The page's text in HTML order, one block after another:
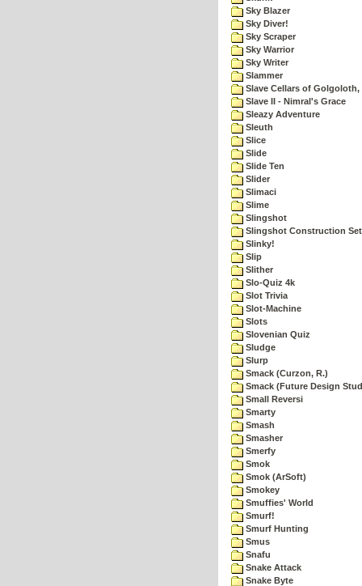
Sky Blazer
Sky Diver!
Sky Scraper
Sky Warrior
Sky Writer
Slammer
Slave Cellars of Golgoloth,
Slave II - Nimral's Grace
Sleazy Adventure
Sleuth
Slice
Slide
Slide Ten
Slider
Slimaci
Slime
Slingshot
Slingshot Construction Set
Slinky!
Slip
Slither
Slo-Quiz 4k
Slot Trivia
Slot-Machine
Slots
Slovenian Quiz
Sludge
Slurp
Smack (Curzon, R.)
Smack (Future Design
Small Reversi
Smarty
Smash
Smasher
Smerfy
Smok
Smok (ArSoft)
Smokey
Smuffies' World
Smurf!
Smurf Hunting
Smus
Snafu
Snake Attack
Snake Byte